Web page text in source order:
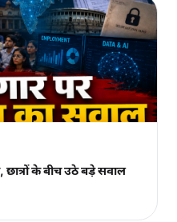
छात्रों के बीच उठे बड़े सवाल